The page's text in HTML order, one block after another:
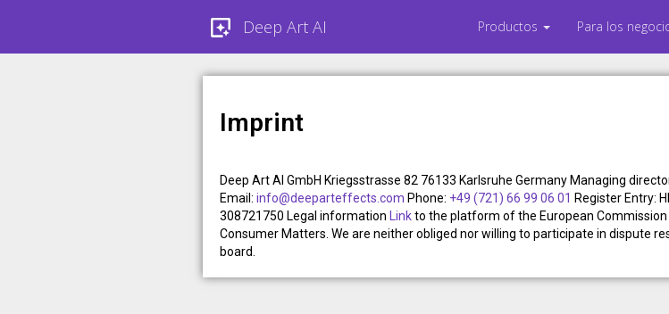
Deep Art AI Productos Para los
Imprint
Deep Art AI GmbH Kriegsstrasse 82 76133 Karlsruhe Germany Managing
Email: info@deeparteffects.com Phone: +49 (721) 66 99 06 01 Register Entry:
308721750 Legal information
Linkto the platform of the European
Consumer Matters. We are neither obliged nor willing to participate in dispute
board.